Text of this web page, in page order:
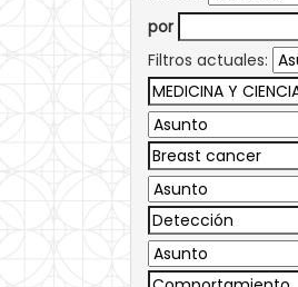
por
Filtros actuales: